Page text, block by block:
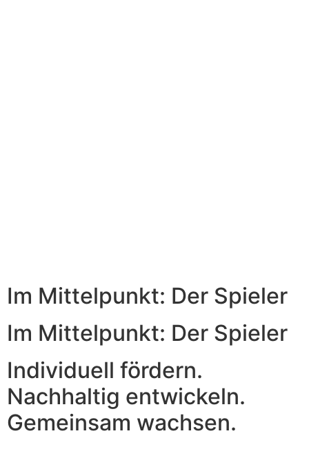
Im Mittelpunkt: Der Spieler
Im Mittelpunkt: Der Spieler
Individuell fördern.
Nachhaltig entwickeln.
Gemeinsam wachsen.